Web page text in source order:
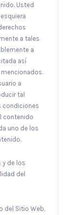
Usted
a tales
a
así
a
tal
condiciones
contenido
uno de los
y de los
del
del Sitio Web,